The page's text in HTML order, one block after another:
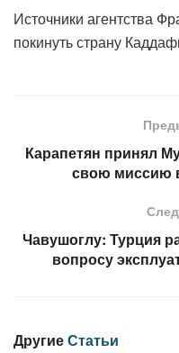
Источники агентства
покинуть страну
Карапетян принял
свою миссию
Чавушоглу: Турция
вопросу
ДругиеСтатьи